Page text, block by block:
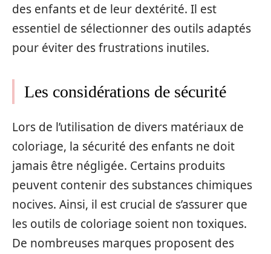
des enfants et de leur dextérité. Il est
essentiel de sélectionner des outils adaptés
pour éviter des frustrations inutiles.
Les considérations de sécurité
Lors de l’utilisation de divers matériaux de
coloriage, la sécurité des enfants ne doit
jamais être négligée. Certains produits
peuvent contenir des substances chimiques
nocives. Ainsi, il est crucial de s’assurer que
les outils de coloriage soient non toxiques.
De nombreuses marques proposent des